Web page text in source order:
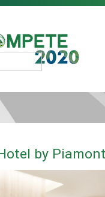
by